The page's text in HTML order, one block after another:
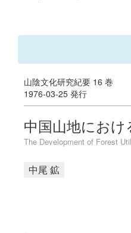
山陰文化研究紀要 16 巻
1976-03-25 発行
中国山地にお
The Development of Forest
中尾 鉱